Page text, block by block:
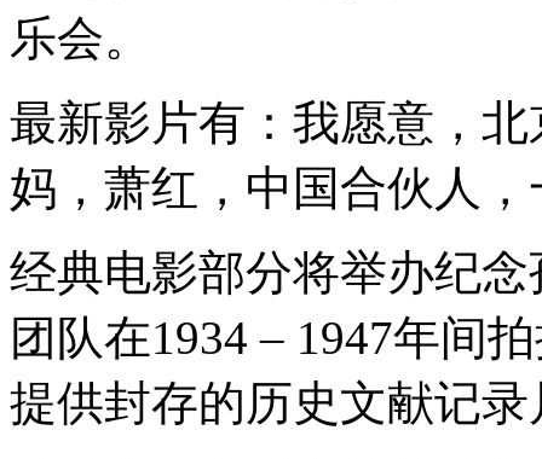
乐会。
最新影片有：我愿意，
妈，萧红，中国合伙人
经典电影部分将举办纪
团队在1934 – 1947年间
提供封存的历史文献记录